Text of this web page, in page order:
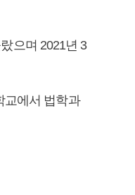
으며 2021년 3
교에서 법학과